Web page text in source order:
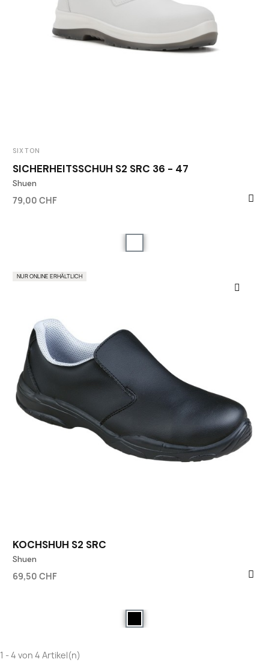
SIXTON
SICHERHEITSSCHUH S2 SRC 36 - 47
Shuen
79,00 CHF
KOCHSHUH S2 SRC
Shuen
69,50 CHF
NUR ONLINE ERHÄLTLICH
1 - 4 von 4 Artikel(n)